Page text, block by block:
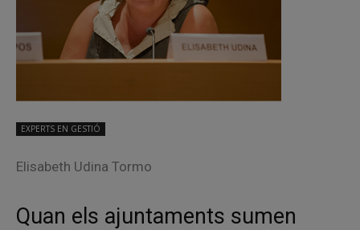
EXPERTS EN GESTIÓ
Elisabeth Udina Tormo
Quan els ajuntaments sumen